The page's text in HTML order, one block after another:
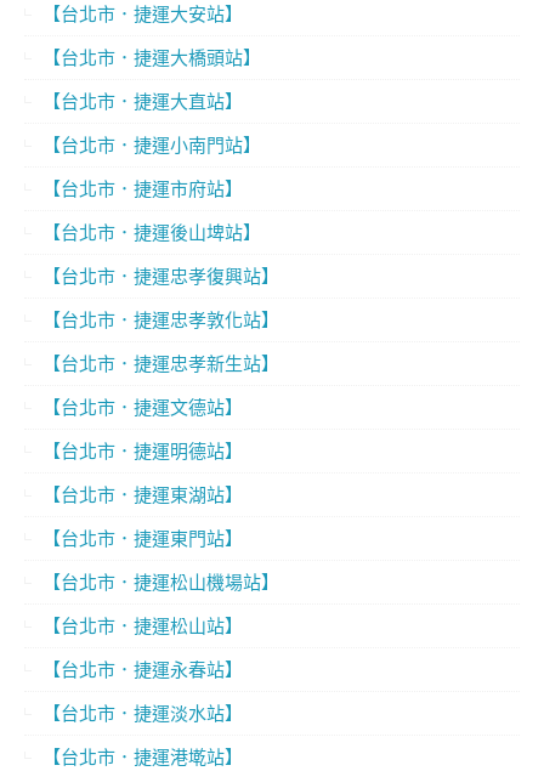
【台北市．捷運大安站】
【台北市．捷運大橋頭站】
【台北市．捷運大直站】
【台北市．捷運小南門站】
【台北市．捷運市府站】
【台北市．捷運後山埤站】
【台北市．捷運忠孝復興站】
【台北市．捷運忠孝敦化站】
【台北市．捷運忠孝新生站】
【台北市．捷運文德站】
【台北市．捷運明德站】
【台北市．捷運東湖站】
【台北市．捷運東門站】
【台北市．捷運松山機場站】
【台北市．捷運松山站】
【台北市．捷運永春站】
【台北市．捷運淡水站】
【台北市．捷運港墘站】